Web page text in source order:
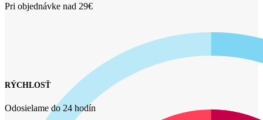
Pri objednávke nad 29€
RÝCHLOSŤ
Odosielame do 24 hodín